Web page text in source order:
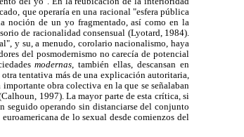
que operaría en una racional "esfera pública
noción de un yo fragmentado, así como en la
de racionalidad consensual (Lyotard, 1984).
y su, a menudo, corolario nacionalismo, haya
del posmodernismo no carecía de potencial
modernas, también ellas, descansan en
tentativa más de una explicación autoritaria,
obra colectiva en la que se señalaban
1997). La mayor parte de esta crítica, si
seguido operando sin distanciarse del conjunto
de lo sexual desde comienzos del